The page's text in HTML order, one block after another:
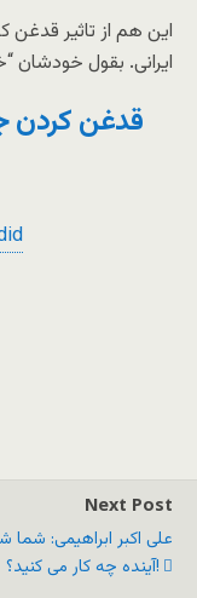
این هم از تاثیر قدغن
ایرانی. بقول خودشان
قدغن کردن
Next Post
علی اکبر ابراهیمی:
آینده چه کار می کنید؟!